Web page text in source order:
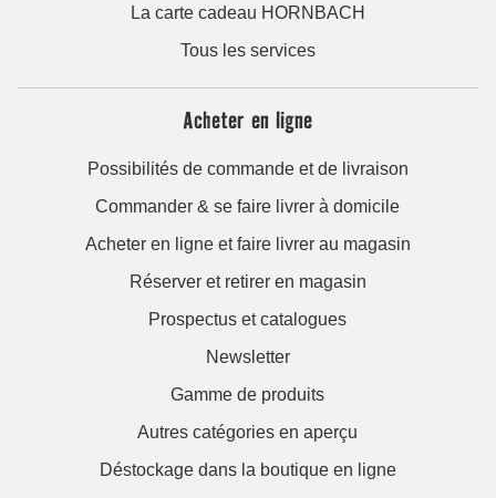
La carte cadeau HORNBACH
Tous les services
Acheter en ligne
Possibilités de commande et de livraison
Commander & se faire livrer à domicile
Acheter en ligne et faire livrer au magasin
Réserver et retirer en magasin
Prospectus et catalogues
Newsletter
Gamme de produits
Autres catégories en aperçu
Déstockage dans la boutique en ligne